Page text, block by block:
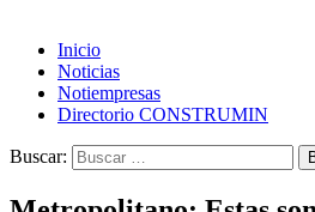
Inicio
Noticias
Notiempresas
Directorio CONSTRUMIN
Buscar: